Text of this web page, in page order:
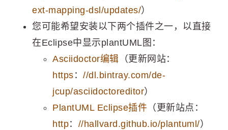
ext-mapping-dsl/updates/）
您可能希望安装以下两个插件之一，以直接
在Eclipse中显示plantUML图：
Asciidoctor编辑 （更新网站：
https ： //dl.bintray.com/de-
jcup/asciidoctoreditor）
PlantUML Eclipse插件 （更新站点：
http： //hallvard.github.io/plantuml/）